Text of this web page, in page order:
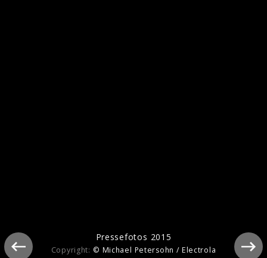
Pressefotos 2015
Copyright: © Michael Petersohn / Electrola